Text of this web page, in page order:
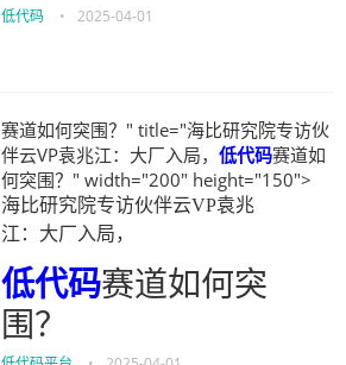
低代码 • 2025-04-01
赛道如何突围？" title="海比研究院专访伙
伴云VP袁兆江：大厂入局， 低代码赛道如
何突围？" width="200" height="150">
海比研究院专访伙伴云VP袁兆
江：大厂入局，
低代码赛道如何突
围？